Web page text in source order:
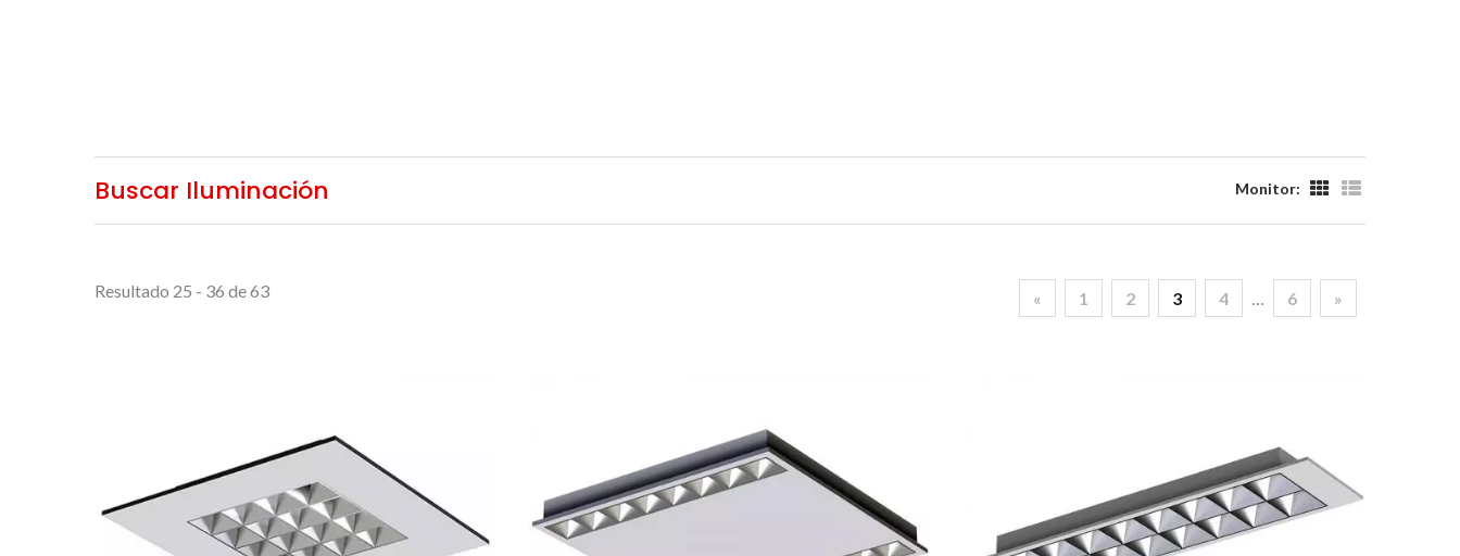
Buscar Iluminación Monitor:
Resultado 25 - 36 de 63 « 1 2 3 4 … 6 »